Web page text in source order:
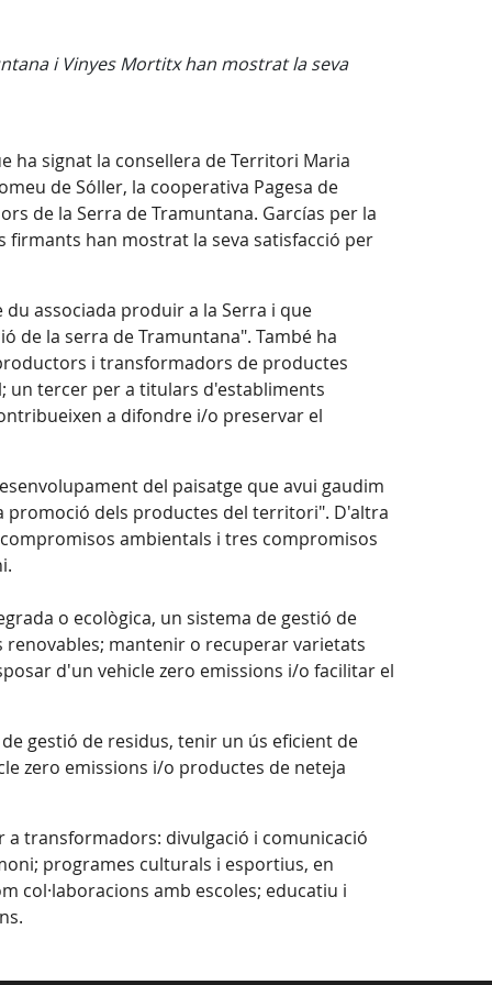
i Vinyes Mortitx han mostrat la seva
ha signat la consellera de Territori Maria
de Sóller, la cooperativa Pagesa de
de la Serra de Tramuntana. Garcías per la
han mostrat la seva satisfacció per
associada produir a la Serra i que
de la serra de Tramuntana". També ha
i transformadors de productes
un tercer per a titulars d'establiments
a difondre i/o preservar el
del paisatge que avui gaudim
promoció dels productes del territori". D'altra
ambientals i tres compromisos
o ecològica, un sistema de gestió de
mantenir o recuperar varietats
d'un vehicle zero emissions i/o facilitar el
gestió de residus, tenir un ús eficient de
zero emissions i/o productes de neteja
transformadors: divulgació i comunicació
programes culturals i esportius, en
col·laboracions amb escoles; educatiu i